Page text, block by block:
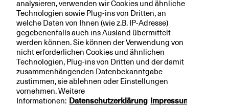
bkb.ch
Ihre BKB
Magazin
Jobs
Engagement
analysieren, verwenden wir Cookies und ähnliche
Technologien sowie Plug-ins von Dritten, an
welche Daten von Ihnen (wie z.B. IP-Adresse)
gegebenenfalls auch ins Ausland übermittelt
werden können. Sie können der Verwendung von
nicht erforderlichen Cookies und ähnlichen
Technologien, Plug-ins von Dritten und der damit
zusammenhängenden Datenbekanntgabe
zustimmen, sie ablehnen oder Einstellungen
vornehmen. Weitere
Informationen: Datenschutzerklärung Impressum